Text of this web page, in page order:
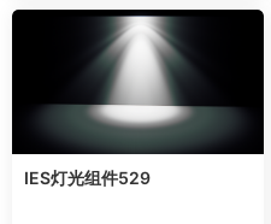
IES灯光组件529